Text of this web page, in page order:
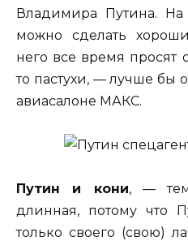
Владимира Путина. На
можно сделать
него все время просят
то пастухи, — лучше бы
авиасалоне МАКС.
Путин и кони, —
длинная, потому что
только своего (свою)